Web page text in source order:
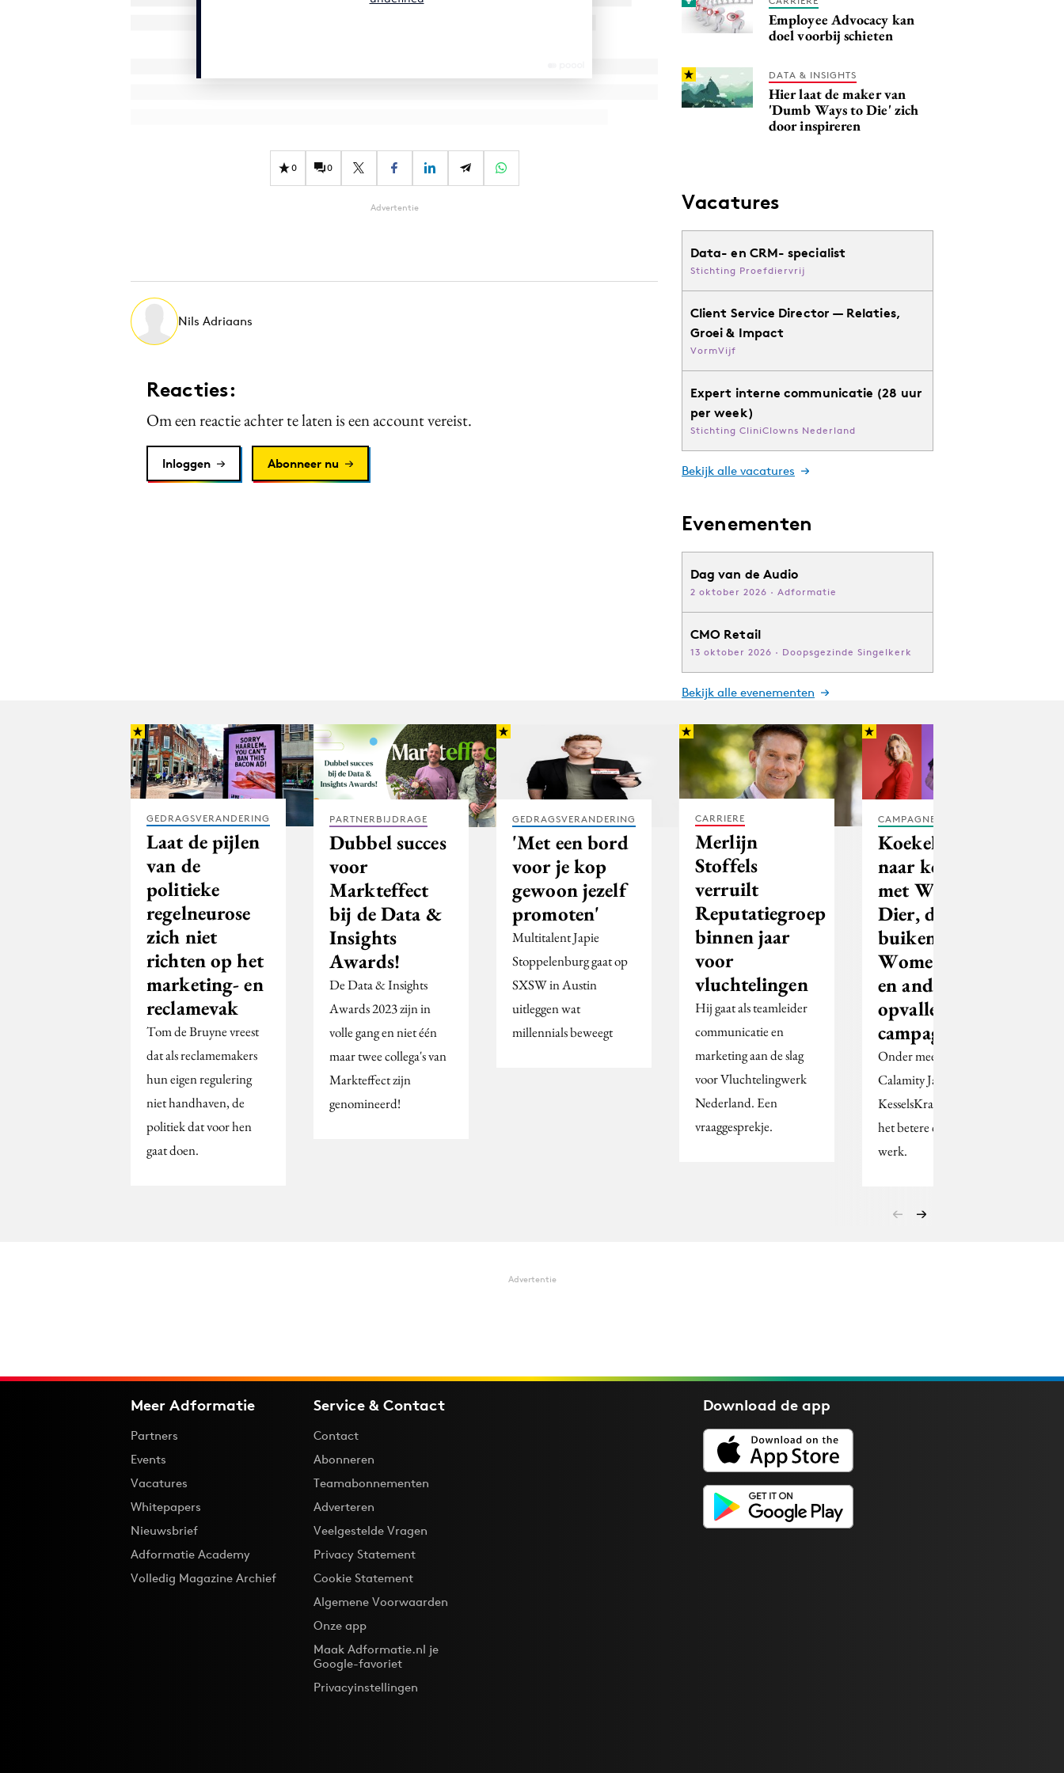
0 0
Advertentie
Nils Adriaans
Reacties:
Om een reactie achter te laten is een account vereist.
Inloggen Abonneer nu
Employee Advocacy kan
doel voorbij schieten
DATA & INSIGHTS
Hier laat de maker van
'Dumb Ways to Die' zich
door inspireren
Vacatures
Data- en CRM- specialist
Stichting Proefdiervrij
Client Service Director — Relaties,
Groei & Impact
VormVijf
Expert interne communicatie (28 uur
per week)
Stichting CliniClowns Nederland
Bekijk alle vacatures
Evenementen
Dag van de Audio
2 oktober 2026 · Adformatie
CMO Retail
13 oktober 2026 · Doopsgezinde Singelkerk
Bekijk alle evenementen
GEDRAGSVERANDERING
Laat de pijlen
van de
politieke
regelneurose
zich niet
richten op het
marketing- en
reclamevak
Tom de Bruyne vreest
dat als reclamemakers
hun eigen regulering
niet handhaven, de
politiek dat voor hen
gaat doen.
PARTNERBIJDRAGE
Dubbel succes
voor
Markteffect
bij de Data &
Insights
Awards!
De Data & Insights
Awards 2023 zijn in
volle gang en niet één
maar twee collega's van
Markteffect zijn
genomineerd!
GEDRAGSVERANDERING
'Met een bord
voor je kop
gewoon jezelf
promoten'
Multitalent Japie
Stoppelenburg gaat op
SXSW in Austin
uitleggen wat
millennials beweegt
CARRIERE
Merlijn
Stoffels
verruilt
Reputatiegroep
binnen jaar
voor
vluchtelingen
Hij gaat als teamleider
communicatie en
marketing aan de slag
voor Vluchtelingwerk
Nederland. Een
vraaggesprekje.
CAMPAGNES
Koekeloeren
naar koeien
met Wakker
Dier, de dikke
buiken van
Women Inc.
en ander
opvallend
campagnenieuws
Onder meer Persuade,
Calamity Jane en
KesselsKramer tonen
het betere creatieve
werk.
Advertentie
Meer Adformatie
Partners
Events
Vacatures
Whitepapers
Nieuwsbrief
Adformatie Academy
Volledig Magazine Archief
Service & Contact
Contact
Abonneren
Teamabonnementen
Adverteren
Veelgestelde Vragen
Privacy Statement
Cookie Statement
Algemene Voorwaarden
Onze app
Maak Adformatie.nl je
Google-favoriet
Privacyinstellingen
Download deapp